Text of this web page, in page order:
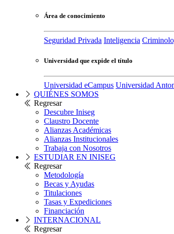
Área de conocimiento
Seguridad Privada Inteligencia
Universidad que expide el título
Universidad eCampus Universidad
QUIÉNES SOMOS
Regresar
Descubre Iniseg
Claustro Docente
Alianzas Académicas
Alianzas Institucionales
Trabaja con Nosotros
ESTUDIAR EN INISEG
Regresar
Metodología
Becas y Ayudas
Titulaciones
Tasas y Expediciones
Financiación
INTERNACIONAL
Regresar